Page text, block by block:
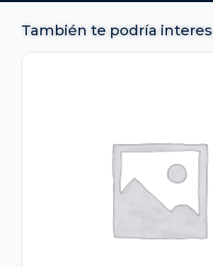
También te podría